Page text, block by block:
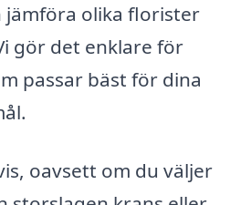
jämföra olika florister
gör det enklare för
passar bäst för dina
oavsett om du väljer